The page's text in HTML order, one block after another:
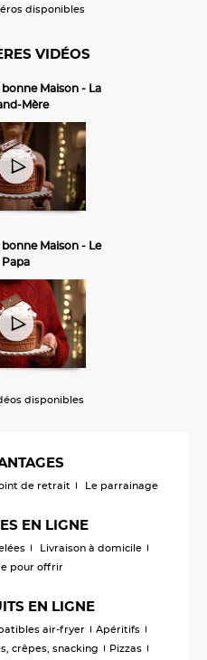
disponibles
VIDÉOS
bonne Maison - La
Mère
bonne Maison - Le
Papa
disponibles
de retrait Le parrainage
EN LIGNE
Livraison à domicile
pour offrir
EN LIGNE
air-fryer
Apéritifs
crêpes, snacking
Pizzas